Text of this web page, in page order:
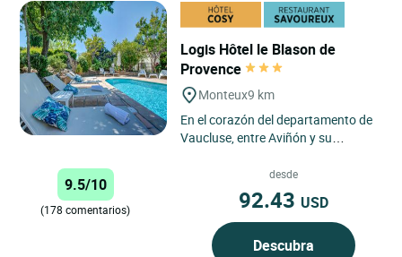
Logis Hôtel le Blason de
Provence
Monteux9 km
En el corazón del departamento de
Vaucluse, entre Aviñón y su
Carpentras, punto de partida...
9.5/10
(178 comentarios)
desde
92.43 USD
Descubra